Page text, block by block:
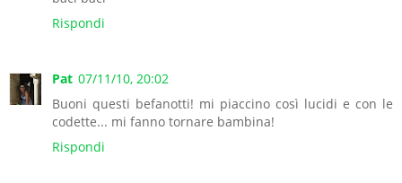
Rispondi
Pat 07/11/10, 20:02
Buoni questi befanotti! mi piaccino così lucidi e con le
codette... mi fanno tornare bambina!
Rispondi